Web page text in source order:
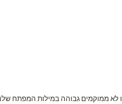
לא ממוקמים גבוהה במילות המפתח